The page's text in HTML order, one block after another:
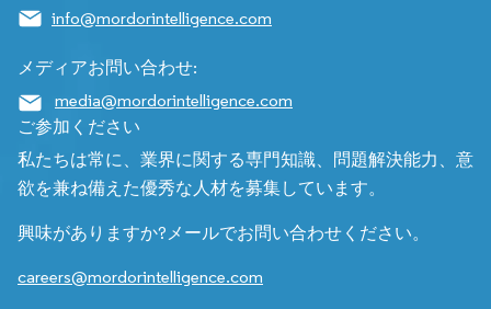
info@mordorintelligence.com
メディアお問い合わせ:
media@mordorintelligence.com
ご参加ください
私たちは常に、業界に関する専門知識、問題解決能力、意
欲を兼ね備えた優秀な人材を募集しています。
興味がありますか?メールでお問い合わせください。
careers@mordorintelligence.com